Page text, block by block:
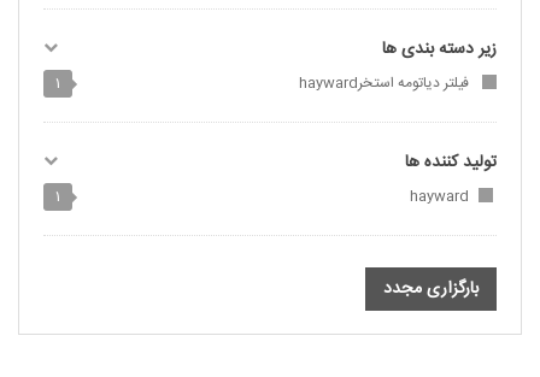
زیر دسته بندی ها
فیلتر دیاتومه استخرhayward 1
تولید کننده ها
hayward
1
بارگزاری مجدد